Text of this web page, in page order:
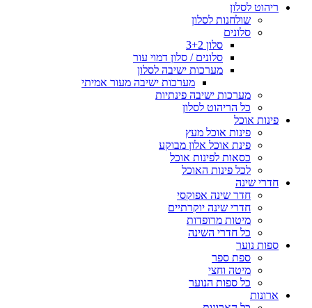
ריהוט לסלון
שולחנות לסלון
סלונים
סלון 3+2
סלונים / סלון דמוי עור
מערכות ישיבה לסלון
מערכות ישיבה מעור אמיתי
מערכות ישיבה פינתיות
כל הריהוט לסלון
פינות אוכל
פינות אוכל מעץ
פינת אוכל אלון מבוקע
כסאות לפינות אוכל
לכל פינות האוכל
חדרי שינה
חדר שינה אפוקסי
חדרי שינה יוקרתיים
מיטות מרופדות
כל חדרי השינה
ספות נוער
ספת ספר
מיטה וחצי
כל ספות הנוער
ארונות